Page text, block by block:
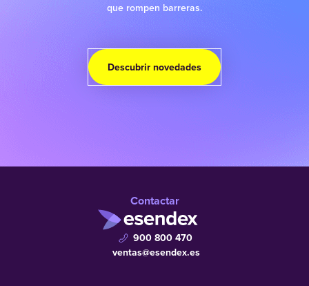
que rompen barreras.
Descubrir novedades
Contactar
900 800 470
ventas@esendex.es